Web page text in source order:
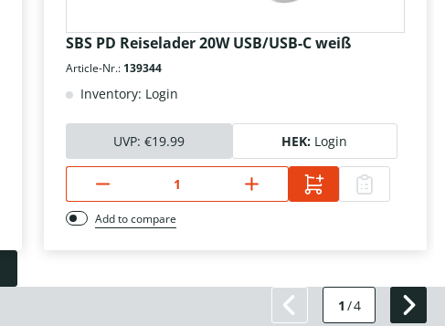
SBS PD Reiselader 20W USB/USB-C weiß
Article-Nr.: 139344
Inventory: Login
UVP: €19.99 HEK: Login
Add to compare
1 /4